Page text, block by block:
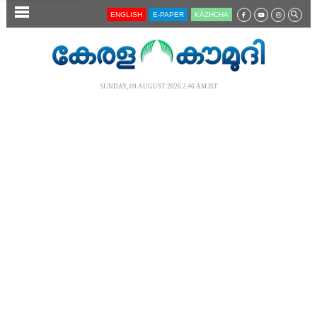
SECTIONS ENGLISH E-PAPER KĀZHCHA
SUNDAY, 09 AUGUST 2026 2.46 AM IST